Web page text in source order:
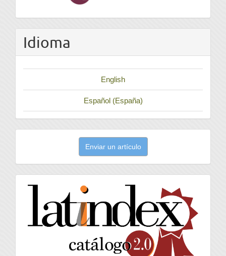
Idioma
English
Español (España)
artículo
Enviar un artículo
latindex